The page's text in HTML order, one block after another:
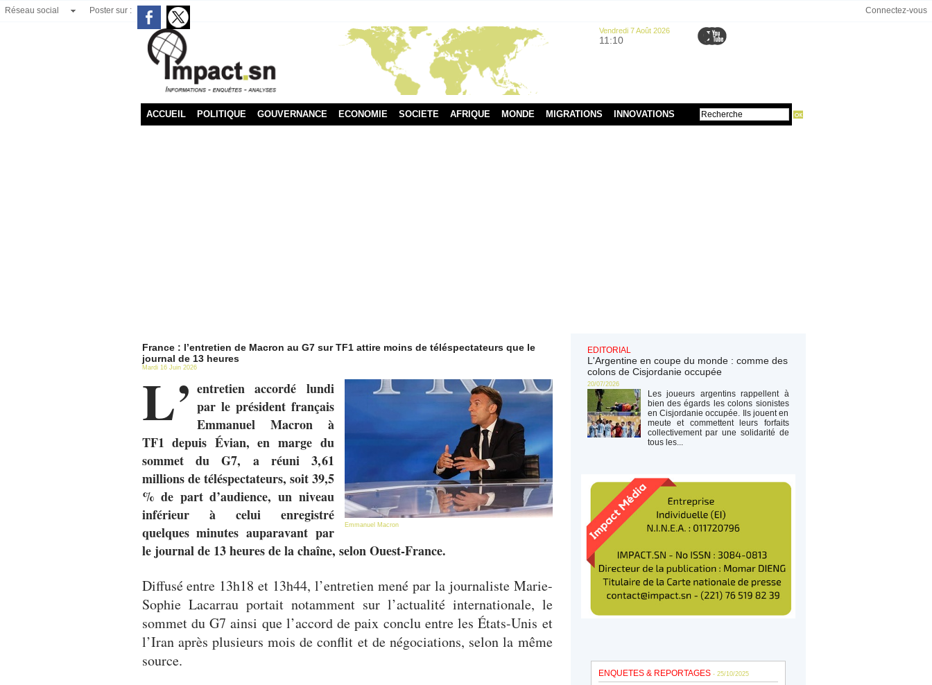
Réseau social Poster sur : Connectez-vous
Vendredi 7 Août 2026
11:10
ACCUEIL POLITIQUE GOUVERNANCE ECONOMIE SOCIETE AFRIQUE MONDE MIGRATIONS INNOVATIONS
France : l’entretien de Macron au G7 sur TF1 attire moins de téléspectateurs que le
journal de 13 heures
Mardi 16 Juin 2026
Emmanuel Macron
L’ entretien accordé lundi
par le président français
Emmanuel Macron à
TF1 depuis Évian, en marge du
sommet du G7, a réuni 3,61
millions de téléspectateurs, soit 39,5
% de part d’audience, un niveau
inférieur à celui enregistré
quelques minutes auparavant par
le journal de 13 heures de la chaîne, selon Ouest-France.
Diffusé entre 13h18 et 13h44, l’entretien mené par la journaliste Marie-
Sophie Lacarrau portait notamment sur l’actualité internationale, le
sommet du G7 ainsi que l’accord de paix conclu entre les États-Unis et
l’Iran après plusieurs mois de conflit et de négociations, selon la même
source.
EDITORIAL
L'Argentine en coupe du monde : comme des
colons de Cisjordanie occupée
20/07/2026
Les joueurs argentins rappellent à
bien des égards les colons sionistes
en Cisjordanie occupée. Ils jouent en
meute et commettent leurs forfaits
collectivement par une solidarité de
tous les...
ENQUETES & REPORTAGES - 25/10/2025